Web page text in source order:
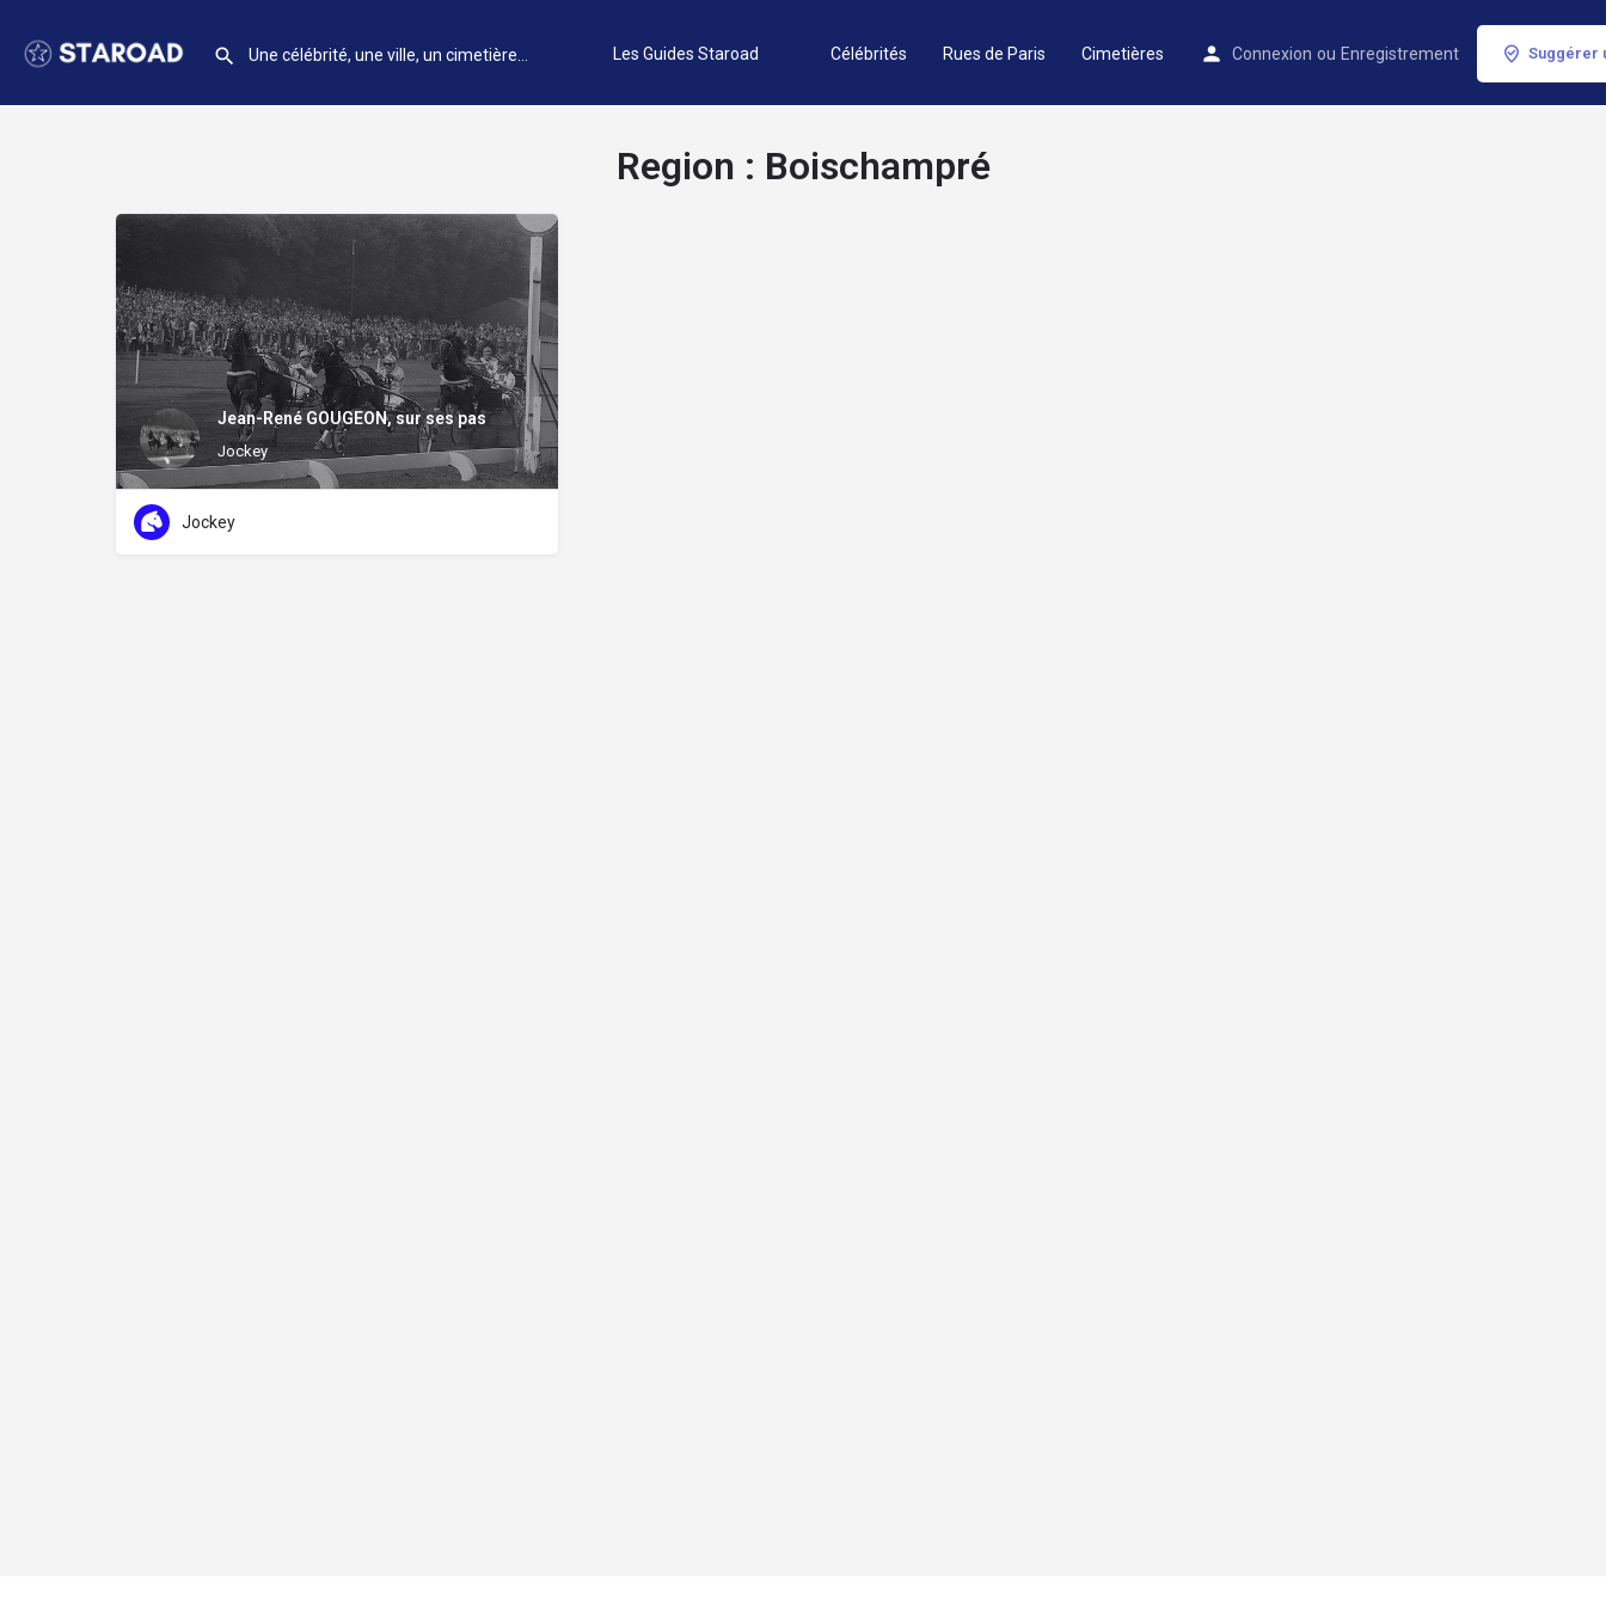
Les Guides Staroad Célébrités Rues de Paris Cimetières Connexion ou Enregistrement Suggérer
Region : Boischampré
Jean-René GOUGEON, sur ses pas
Jockey
Jockey